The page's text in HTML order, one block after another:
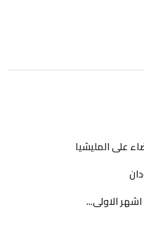
على المليشيا